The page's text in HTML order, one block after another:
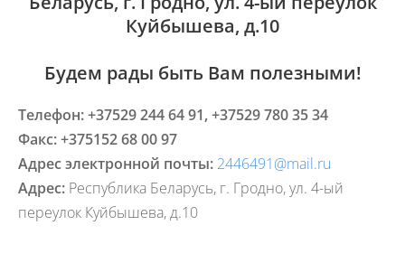
Куйбышева, д.10
Будем рады быть Вам полезными!
Телефон: +37529 244 64 91, +37529 780 35 34
Факс: +375152 68 00 97
Адрес электронной почты: 2446491@mail.ru
Адрес: Республика Беларусь, г. Гродно, ул. 4-ый
переулок Куйбышева, д.10